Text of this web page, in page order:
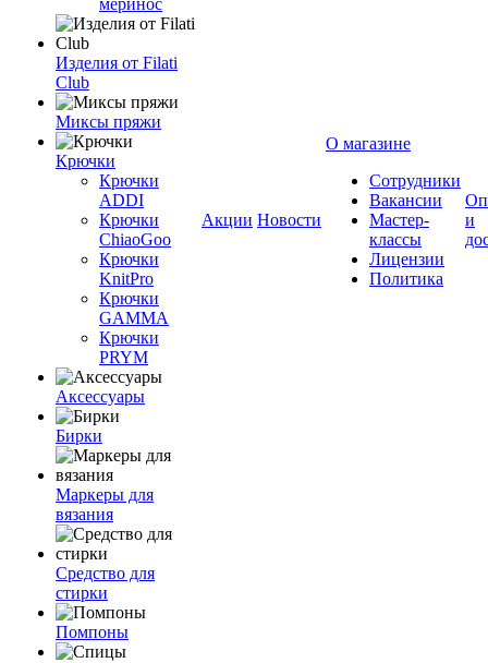
Изделия от Filati
Club
Миксы пряжи
Крючки
Крючки
ADDI
Крючки
ChiaoGoo
Крючки
KnitPro
Крючки
GAMMA
Крючки
PRYM
Аксессуары
Бирки
Маркеры для
вязания
Средство для
стирки
Помпоны
Акции Новости
О магазине
Сотрудники
Вакансии
Мастер-
классы
Лицензии
Политика
и